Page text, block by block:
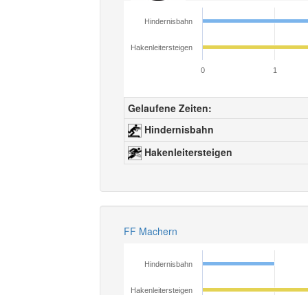
Hindernisbahn
Hakenleitersteigen
0 1
Gelaufene Zeiten:
Hindernisbahn
Hakenleitersteigen
FF Machern
Hindernisbahn
Hakenleitersteigen